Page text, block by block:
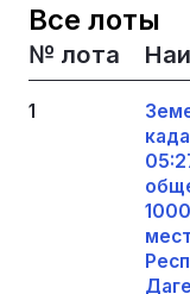
Все лоты
№ лота
1